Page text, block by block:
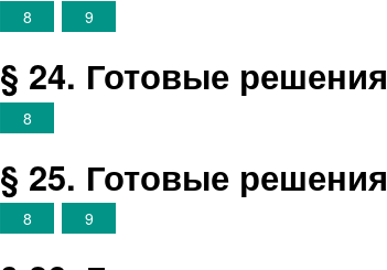
8
9
§ 24. Готовые решения
8
§ 25. Готовые решения
8
9